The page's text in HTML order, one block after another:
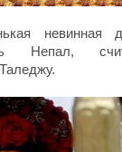
невинная
Непал,